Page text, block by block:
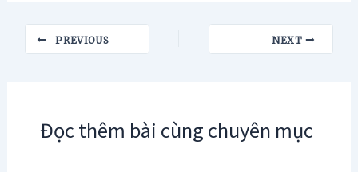
navigation
PREVIOUS NEXT
Đọc thêm bài cùng chuyên mục